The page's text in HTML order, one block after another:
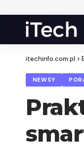
itechinfo.com.pl >
NEWSY